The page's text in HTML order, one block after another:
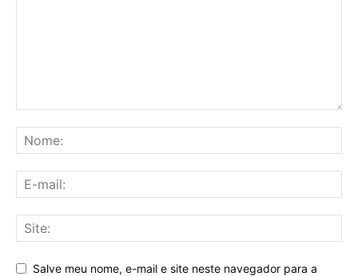
Salve meu nome, e-mail e site neste navegador para a